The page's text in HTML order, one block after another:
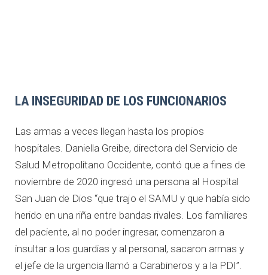
LA INSEGURIDAD DE LOS FUNCIONARIOS
Las armas a veces llegan hasta los propios
hospitales. Daniella Greibe, directora del Servicio de
Salud Metropolitano Occidente, contó que a fines de
noviembre de 2020 ingresó una persona al Hospital
San Juan de Dios “que trajo el SAMU y que había sido
herido en una riña entre bandas rivales. Los familiares
del paciente, al no poder ingresar, comenzaron a
insultar a los guardias y al personal, sacaron armas y
el jefe de la urgencia llamó a Carabineros y a la PDI”.